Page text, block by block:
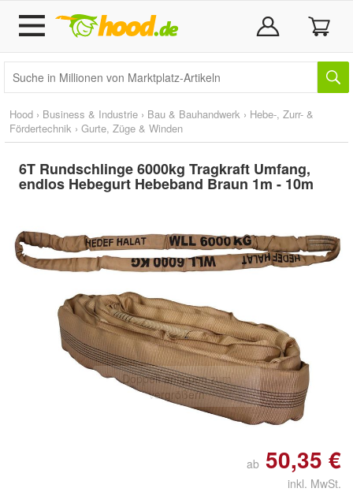
Hood › Business & Industrie › Bau & Bauhandwerk › Hebe-, Zurr- &
Fördertechnik › Gurte, Züge & Winden
6T Rundschlinge 6000kg Tragkraft Umfang,
endlos Hebegurt Hebeband Braun 1m - 10m
Doppelt antippen zum
vergrößern
ab 50,35 €
inkl. MwSt.